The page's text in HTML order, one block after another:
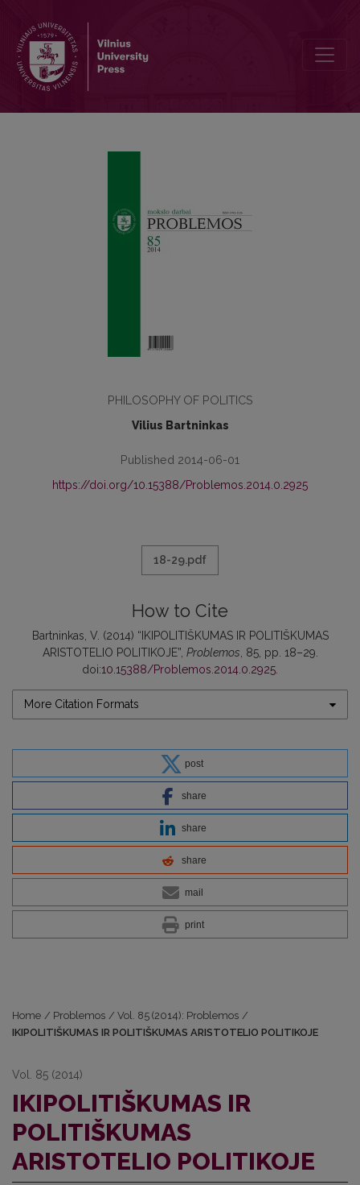
PHILOSOPHY OF POLITICS
Vilius Bartninkas
Published 2014-06-01
https://doi.org/10.15388/Problemos.2014.0.2925
18-29.pdf
How to Cite
Bartninkas, V. (2014) “IKIPOLITIŠKUMAS IR POLITIŠKUMAS
ARISTOTELIO POLITIKOJE”, Problemos , 85, pp. 18–29.
doi:10.15388/Problemos.2014.0.2925
More Citation Formats
post
share
share
share
mail
print
Home / Problemos / Vol. 85 (2014): Problemos /
IKIPOLITIŠKUMAS IR POLITIŠKUMAS ARISTOTELIO POLITIKOJE
Vol. 85 (2014)
IKIPOLITIŠKUMAS IR
POLITIŠKUMAS
ARISTOTELIO POLITIKOJE